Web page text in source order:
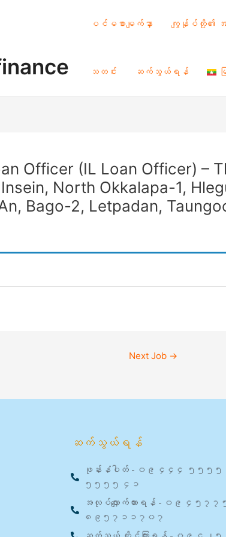
ပင်မစာမျက်နှာ ကျွန်ုပ်တို့၏ အကြ
သတင်း ဆက်သွယ်ရန်
Officer (IL Loan Officer) –
North Okkalapa-1,
Bago-2, Letpadan,
Next Job →
ဆက်သွယ်ရန်
ဖုန်းနံပါတ် - ၀၉ ၄၄၄ ၅၅၅
၅၅၅၅ ၄၁
အလုပ်လျှောက်ထားရန် - ၀၉ ၄၅
၈၉၅၇၁၁၇၀၇